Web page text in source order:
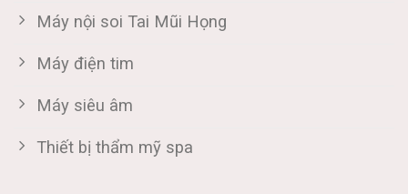
Máy nội soi Tai Mũi Họng
Máy điện tim
Máy siêu âm
Thiết bị thẩm mỹ spa